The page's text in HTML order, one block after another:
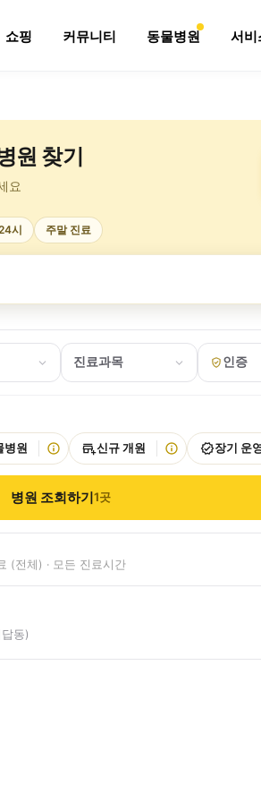
쇼핑 커뮤니티 동물병원 서비
원 찾기
요
시 주말 진료
진료과목 인증
병원 신규 개원 장기 운
병원 조회하기1곳
(전체) · 모든 진료시간
동)